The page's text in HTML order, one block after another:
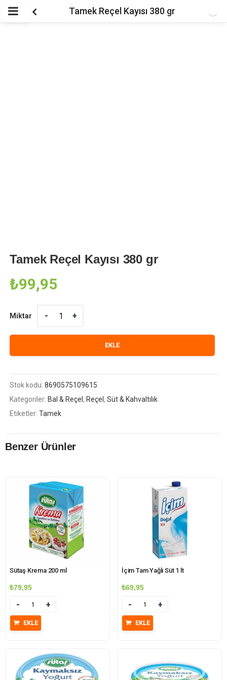
Tamek Reçel Kayısı 380 gr
Tamek Reçel Kayısı 380 gr
₺99,95
Miktar
EKLE
Stok kodu:8690575109615
Kategoriler: Bal & Reçel, Reçel,Süt & Kahvaltılık
Etiketler:Tamek
Benzer Ürünler
Sütaş Krema 200 ml
₺79,95
Miktar
EKLE
İçim Tam Yağlı Süt 1 lt
₺69,95
Miktar
EKLE